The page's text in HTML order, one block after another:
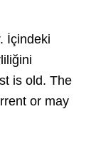
İçindeki
is old. The
or may